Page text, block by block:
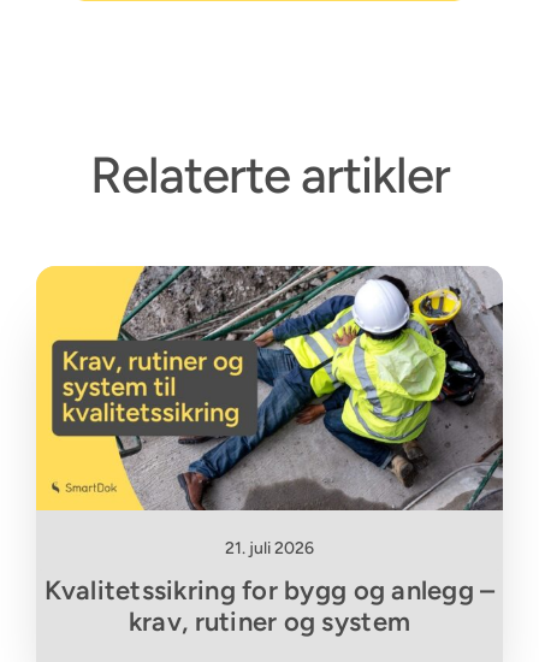
Relaterte artikler
21. juli 2026
Kvalitetssikring for bygg og anlegg –
krav, rutiner og system